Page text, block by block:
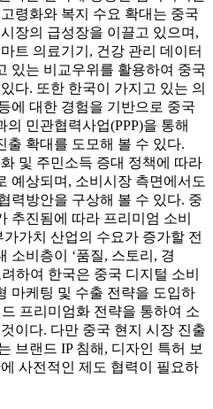
령화와 복지 수요 확대는 중국
장의 급성장을 이끌고 있으며,
트 의료기기, 건강 관리 데이터
있는 비교우위를 활용하여 중국
다. 또한 한국이 가지고 있는 의
에 대한 경험을 기반으로 중국
민관협력사업(PPP)을 통해
출 확대를 도모해 볼 수 있다.
및 주민소득 증대 정책에 따라
예상되며, 소비시장 측면에서도
력방안을 구상해 볼 수 있다. 중
추진됨에 따라 프리미엄 소비
가치 산업의 수요가 증가할 전
소비층이 ‘품질, 스토리, 경
하여 한국은 중국 디지털 소비
마케팅 및 수출 전략을 도입하
프리미엄화 전략을 통하여 소
이다. 다만 중국 현지 시장 진출
브랜드 IP 침해, 디자인 특허 보
사전적인 제도 협력이 필요하